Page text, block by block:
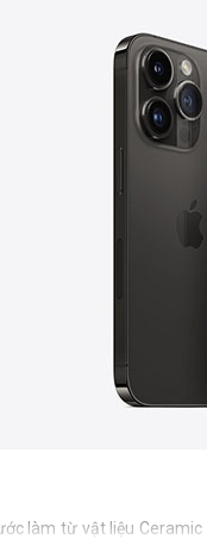
làm từ vật liệu